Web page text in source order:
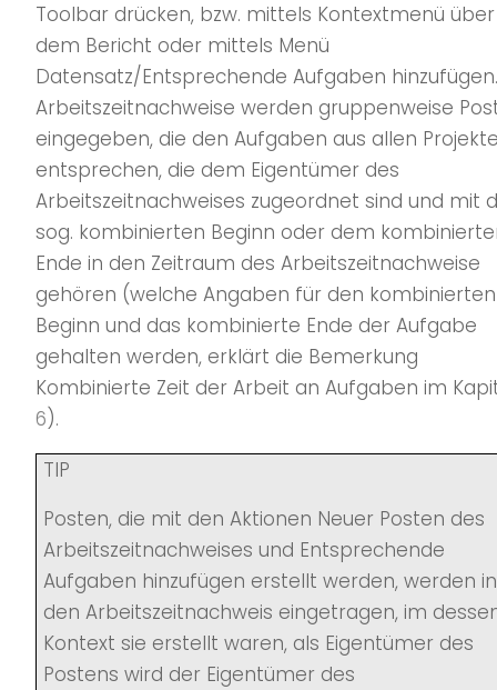
Toolbar drücken, bzw. mittels Kontextmenü über
dem Bericht oder mittels Menü
Datensatz/Entsprechende Aufgaben
Arbeitszeitnachweise werden gruppenweise
eingegeben, die den Aufgaben aus allen
entsprechen, die dem Eigentümer des
Arbeitszeitnachweises zugeordnet sind und mit
sog. kombinierten Beginn oder dem
Ende in den Zeitraum des Arbeitszeitnachweise
gehören (welche Angaben für den kombinierten
Beginn und das kombinierte Ende der Aufgabe
gehalten werden, erklärt die Bemerkung
Kombinierte Zeit der Arbeit an Aufgaben im
6).
TIP
Posten, die mit den Aktionen Neuer Posten des
Arbeitszeitnachweises und Entsprechende
Aufgaben hinzufügen erstellt werden, werden in
den Arbeitszeitnachweis eingetragen, im
Kontext sie erstellt waren, als Eigentümer des
Postens wird der Eigentümer des